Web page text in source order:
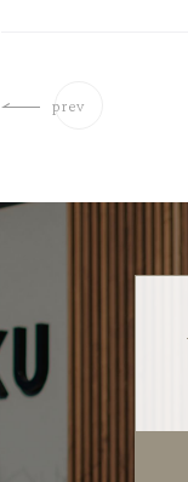
prev